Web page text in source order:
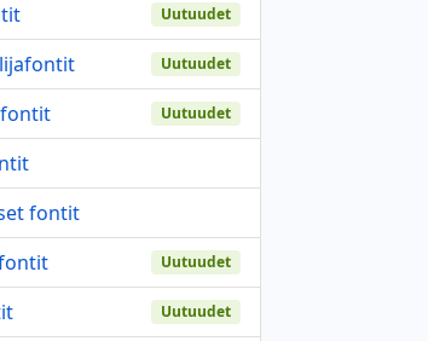
Uutuudet
Uutuudet
Uutuudet
fontit
Uutuudet
Uutuudet